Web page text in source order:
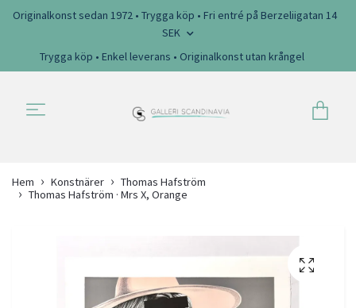
Originalkonst sedan 1972 • Trygga köp • Fri entré på Berzeliigatan 14
SEK
Trygga köp • Enkel leverans • Originalkonst utan krångel
Hem Konstnärer
Thomas Hafström
Thomas Hafström · Mrs X, Orange